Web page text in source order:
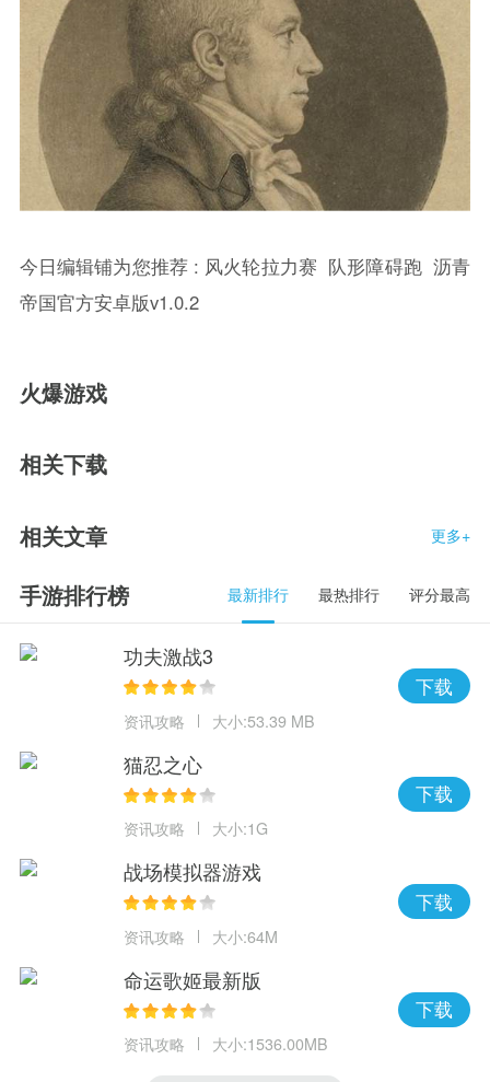
今日编辑铺为您推荐 : 风火轮拉力赛 队形障碍跑 沥青
帝国官方安卓版v1.0.2
火爆游戏
相关下载
相关文章 更多+
手游排行榜 最新排行 最热排行 评分最高
功夫激战3
资讯攻略 大小:53.39 MB
下载
猫忍之心
资讯攻略 大小:1G
下载
战场模拟器游戏
资讯攻略 大小:64M
下载
命运歌姬最新版
资讯攻略 大小:1536.00MB
下载